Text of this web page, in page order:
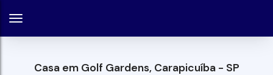
Casa em Golf Gardens, Carapicuíba - SP